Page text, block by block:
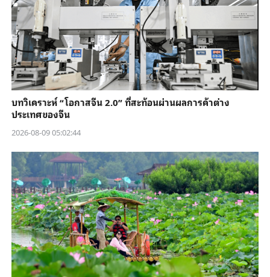
บทวิเคราะห์ “โอกาสจีน 2.0” ที่สะท้อนผ่านผลการค้าต่าง
ประเทศของจีน
2026-08-09 05:02:44